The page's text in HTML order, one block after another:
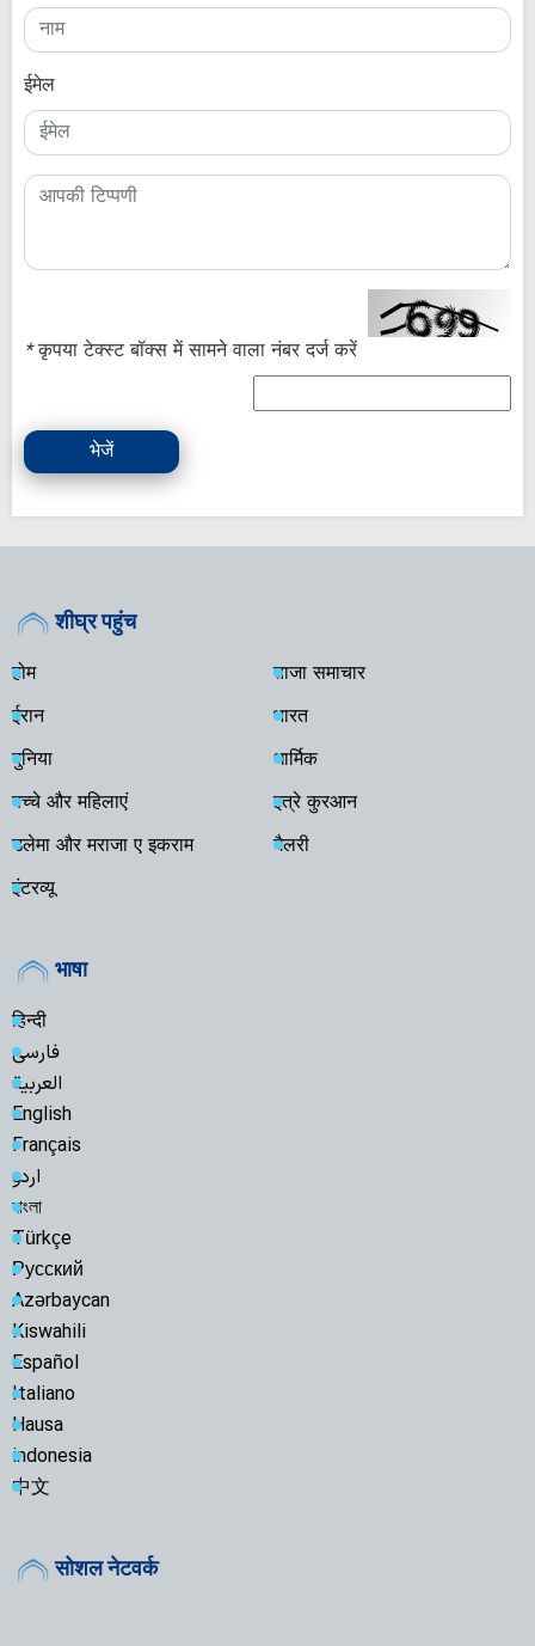
ईमेल
*कृपया टेक्स्ट बॉक्स में सामने वाला नंबर दर्ज करें
भेजें
शीघ्र पहुंच
होम
ताजा समाचार
ईरान
भारत
दुनिया
धार्मिक
बच्चे और महिलाएं
इत्रे कुरआन
उलेमा और मराजा ए इकराम
गैलरी
इंटरव्यू
भाषा
हिन्दी
فارسی
العربية
English
Français
اردو
বাংলা
Türkçe
Русский
Azərbaycan
Kiswahili
Español
Italiano
Hausa
indonesia
中文
सोशल नेटवर्क